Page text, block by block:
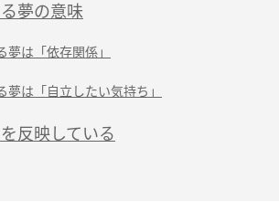
夢の意味
夢は「依存関係」
夢は「自立したい気持ち」
反映している